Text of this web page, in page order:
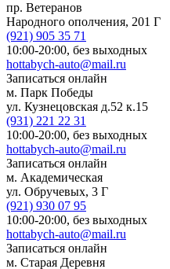
пр. Ветеранов
Народного ополчения, 201 Г
(921) 905 35 71
10:00-20:00, без выходных
hottabych-auto@mail.ru
Записаться онлайн
м. Парк Победы
ул. Кузнецовская д.52 к.15
(931) 221 22 31
10:00-20:00, без выходных
hottabych-auto@mail.ru
Записаться онлайн
м. Академическая
ул. Обручевых, 3 Г
(921) 930 07 95
10:00-20:00, без выходных
hottabych-auto@mail.ru
Записаться онлайн
м. Старая Деревня